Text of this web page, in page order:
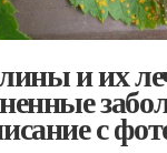
и их
с